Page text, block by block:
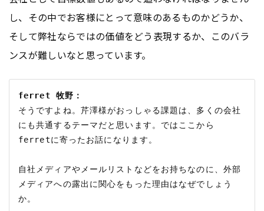
し、その中でお客様にとって意味のあるものかどうか、
そして弊社ならではの価値をどう表現するか、このバラ
ンスが難しいなと思っています。
ferret 牧野：
そうですよね。芹澤様がおっしゃる課題は、多くの会社
にも共通するテーマだと思います。ではここから
ferretに寄ったお話になります。
自社メディアやメールリストなどをお持ちなのに、外部
メディアへの露出に関心をもった理由はなぜでしょう